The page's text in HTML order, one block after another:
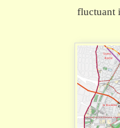
fluctuant